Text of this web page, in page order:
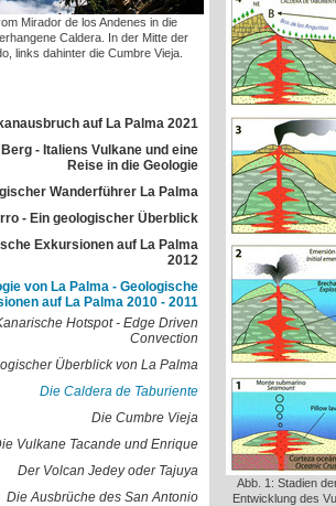
Mirador de los Andenes in die
Caldera. In der Mitte der
links dahinter die Cumbre Vieja.
auf La Palma 2021
- Italiens Vulkane und eine
Reise in die Geologie
Wanderführer La Palma
- Ein geologischer Überblick
Exkursionen auf La Palma
2012
von La Palma - Geologische
auf La Palma 2010 - 2011
Hotspot - Edge Driven
Convection
Überblick von La Palma
Die Caldera de Taburiente
Die Cumbre Vieja
Vulkane Tacande und Enrique
Der Volcan Jedey oder Tajuya
Die Ausbrüche des San Antonio
Abb. 1: Stadien
Entwicklung des